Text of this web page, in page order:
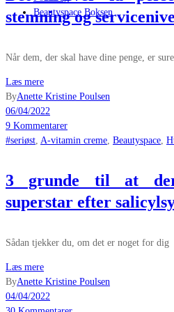
Beautyspace Boksen
stemning og
Når dem, der skal have dine penge, er sure
Læs mere
ByAnette Kristine Poulsen
06/04/2022
9 Kommentarer
#seriøst A-vitamin creme Beautyspace
3 grunde til at
superstar efter
Sådan tjekker du, om det er noget for dig
Læs mere
ByAnette Kristine Poulsen
04/04/2022